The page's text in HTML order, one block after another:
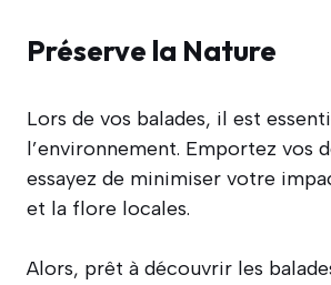
Préserve la Nature
Lors de vos balades, il est
l’environnement. Emportez vos
essayez de minimiser votre
et la flore locales.
Alors, prêt à découvrir les